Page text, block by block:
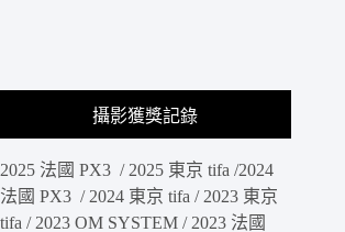
維
港
九
攝影獲獎記錄
2025 法國 PX3 / 2025 東京 tifa /2024
法國 PX3 / 2024 東京 tifa / 2023 東京
tifa / 2023 OM SYSTEM / 2023 法國